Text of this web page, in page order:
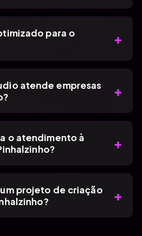
para o
+
atende empresas
+
o atendimento à
+
projeto de criação
+